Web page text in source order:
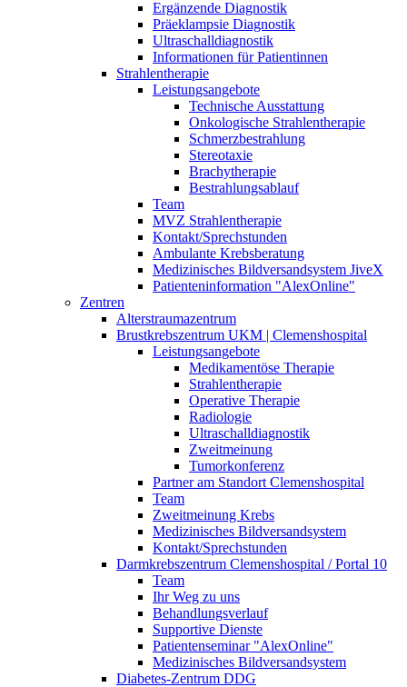
Ergänzende Diagnostik
Präeklampsie Diagnostik
Ultraschalldiagnostik
Informationen für Patientinnen
Strahlentherapie
Leistungsangebote
Technische Ausstattung
Onkologische Strahlentherapie
Schmerzbestrahlung
Stereotaxie
Brachytherapie
Bestrahlungsablauf
Team
MVZ Strahlentherapie
Kontakt/Sprechstunden
Ambulante Krebsberatung
Medizinisches Bildversandsystem JiveX
Patienteninformation "AlexOnline"
Zentren
Alterstraumazentrum
Brustkrebszentrum UKM | Clemenshospital
Leistungsangebote
Medikamentöse Therapie
Strahlentherapie
Operative Therapie
Radiologie
Ultraschalldiagnostik
Zweitmeinung
Tumorkonferenz
Partner am Standort Clemenshospital
Team
Zweitmeinung Krebs
Medizinisches Bildversandsystem
Kontakt/Sprechstunden
Darmkrebszentrum Clemenshospital / Portal 10
Team
Ihr Weg zu uns
Behandlungsverlauf
Supportive Dienste
Patientenseminar "AlexOnline"
Medizinisches Bildversandsystem
Diabetes-Zentrum DDG